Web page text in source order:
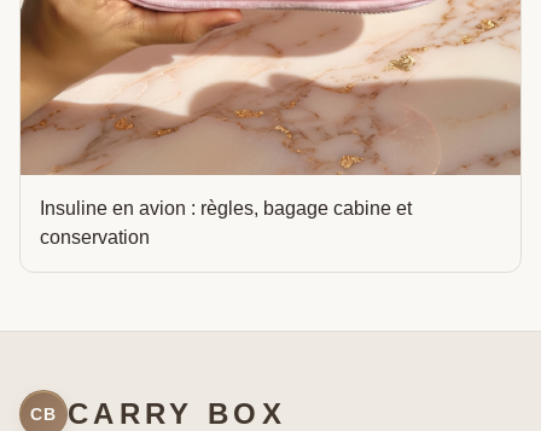
Insuline en avion : règles, bagage cabine et
conservation
CB CARRY BOX